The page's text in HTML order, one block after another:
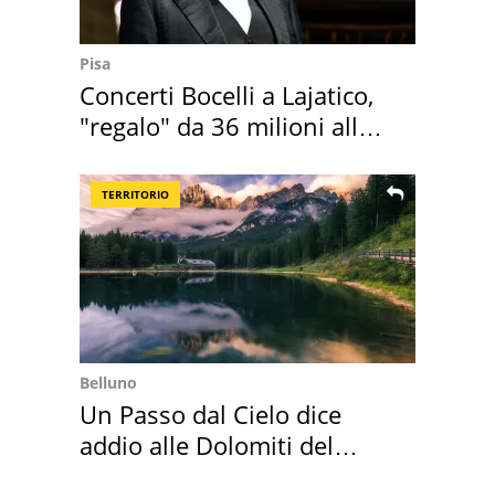
Pisa
Concerti Bocelli a Lajatico,
"regalo" da 36 milioni alla
TERRITORIO
Belluno
Un Passo dal Cielo dice
addio alle Dolomiti del